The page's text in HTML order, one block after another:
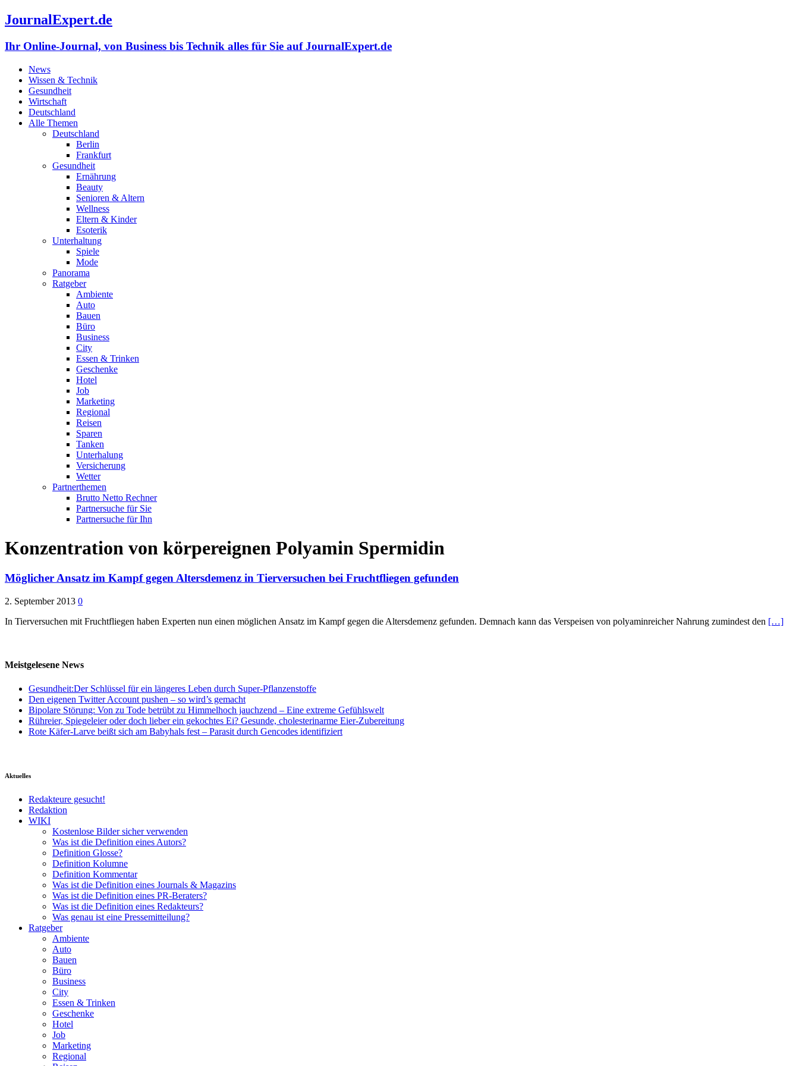
JournalExpert.de
Ihr Online-Journal, von Business bis Technik alles für Sie auf JournalExpert.de
News
Wissen & Technik
Gesundheit
Wirtschaft
Deutschland
Alle Themen
Deutschland
Berlin
Frankfurt
Gesundheit
Ernährung
Beauty
Senioren & Altern
Wellness
Eltern & Kinder
Esoterik
Unterhaltung
Spiele
Mode
Panorama
Ratgeber
Ambiente
Auto
Bauen
Büro
Business
City
Essen & Trinken
Geschenke
Hotel
Job
Marketing
Regional
Reisen
Sparen
Tanken
Unterhalung
Versicherung
Wetter
Partnerthemen
Brutto Netto Rechner
Partnersuche für Sie
Partnersuche für Ihn
Konzentration von körpereignen Polyamin Spermidin
Möglicher Ansatz im Kampf gegen Altersdemenz in Tierversuchen bei Fruchtfliegen gefunden
2. September 2013 0
In Tierversuchen mit Fruchtfliegen haben Experten nun einen möglichen Ansatz im Kampf gegen die Altersdemenz gefunden. Demnach kann das Verspeisen von polyaminreicher Nahrung zumindest den […]
Meistgelesene News
Gesundheit:Der Schlüssel für ein längeres Leben durch Super-Pflanzenstoffe
Den eigenen Twitter Account pushen – so wird’s gemacht
Bipolare Störung: Von zu Tode betrübt zu Himmelhoch jauchzend – Eine extreme Gefühlswelt
Rühreier, Spiegeleier oder doch lieber ein gekochtes Ei? Gesunde, cholesterinarme Eier-Zubereitung
Rote Käfer-Larve beißt sich am Babyhals fest – Parasit durch Gencodes identifiziert
Aktuelles
Redakteure gesucht!
Redaktion
WIKI
Kostenlose Bilder sicher verwenden
Was ist die Definition eines Autors?
Definition Glosse?
Definition Kolumne
Definition Kommentar
Was ist die Definition eines Journals & Magazins
Was ist die Definition eines PR-Beraters?
Was ist die Definition eines Redakteurs?
Was genau ist eine Pressemitteilung?
Ratgeber
Ambiente
Auto
Bauen
Büro
Business
City
Essen & Trinken
Geschenke
Hotel
Job
Marketing
Regional